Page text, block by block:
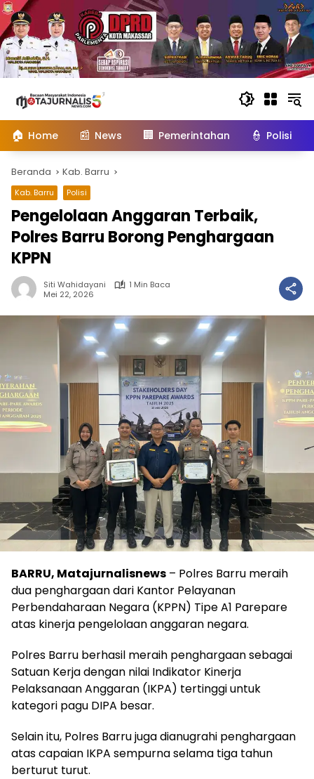
konten
🏠 Home 📰 News 🏢 Pemerintahan 👮 Polisi
Beranda Kab. Barru
Kab. Barru Polisi
Pengelolaan Anggaran Terbaik,
Polres Barru Borong Penghargaan
KPPN
Siti Wahidayani
1 Min Baca
Mei 22, 2026
BARRU, Matajurnalisnews – Polres Barru meraih
dua penghargaan dari Kantor Pelayanan
Perbendaharaan Negara (KPPN) Tipe A1 Parepare
atas kinerja pengelolaan anggaran negara.
Polres Barru berhasil meraih penghargaan sebagai
Satuan Kerja dengan nilai Indikator Kinerja
Pelaksanaan Anggaran (IKPA) tertinggi untuk
kategori pagu DIPA besar.
Selain itu, Polres Barru juga dianugrahi penghargaan
atas capaian IKPA sempurna selama tiga tahun
berturut turut.